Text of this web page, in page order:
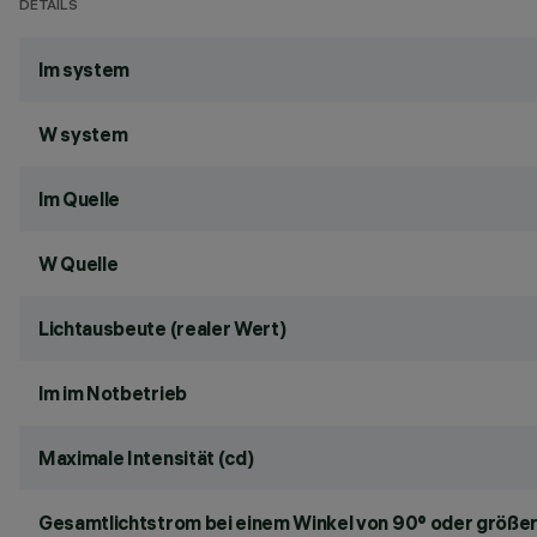
DETAILS
lm system
W system
lm Quelle
W Quelle
Lichtausbeute (realer Wert)
lm im Notbetrieb
Maximale Intensität (cd)
Gesamtlichtstrom bei einem Winkel von 90° oder